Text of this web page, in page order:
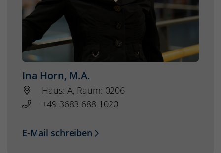
Ina Horn, M.A.
Haus: A, Raum: 0206
+49 3683 688 1020
E-Mail schreiben